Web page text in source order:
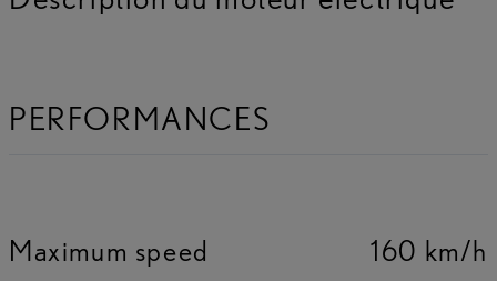
PERFORMANCES
Maximum speed 160 km/h